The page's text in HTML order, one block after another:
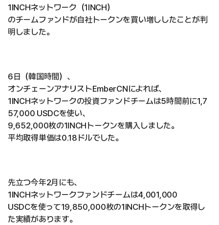
1INCHネットワーク（1INCH）
のチームファンドが自社トークンを買い増ししたことが判
明しました。
6日（韓国時間）、
オンチェーンアナリストEmberCNによれば、
1INCHネットワークの投資ファンドチームは5時間前に1,7
57,000 USDCを使い、
9,652,000枚の1INCHトークンを購入しました。
平均取得単価は0.18ドルでした。
先立つ今年2月にも、
1INCHネットワークファンドチームは4,001,000
USDCを使って19,850,000枚の1INCHトークンを取得し
た実績があります。